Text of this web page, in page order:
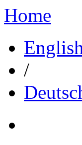
Home
/